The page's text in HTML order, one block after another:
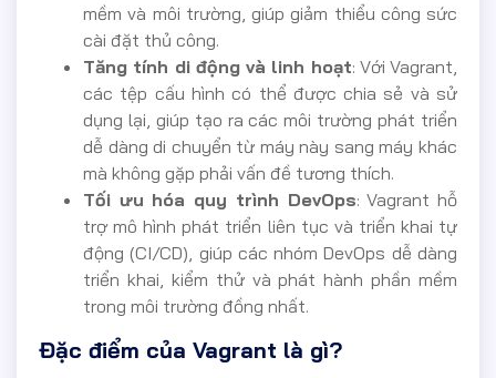
mềm và môi trường, giúp giảm thiểu công sức
cài đặt thủ công.
Tăng tính di động và linh hoạt: Với Vagrant,
các tệp cấu hình có thể được chia sẻ và sử
dụng lại, giúp tạo ra các môi trường phát triển
dễ dàng di chuyển từ máy này sang máy khác
mà không gặp phải vấn đề tương thích.
Tối ưu hóa quy trình DevOps: Vagrant hỗ
trợ mô hình phát triển liên tục và triển khai tự
động (CI/CD), giúp các nhóm DevOps dễ dàng
triển khai, kiểm thử và phát hành phần mềm
trong môi trường đồng nhất.
Đặc điểm của Vagrant là gì?